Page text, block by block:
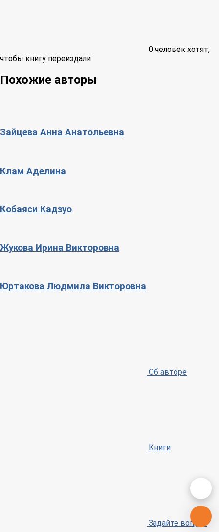
0 человек хотят,
чтобы книгу переиздали
Похожие авторы
Зайцева Анна Анатольевна
Клам Аделина
Кобаяси Кадзуо
Жукова Ирина Викторовна
Юртакова Людмила Викторовна
Об авторе
Книги
Задайте вопрос